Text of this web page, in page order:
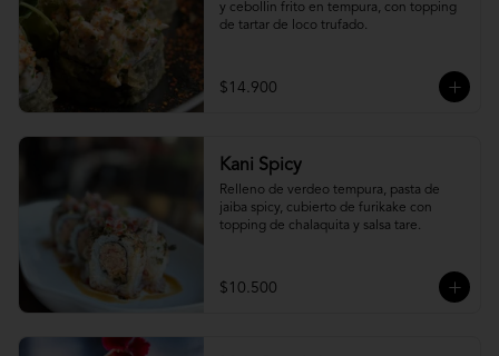
y cebollin frito en tempura, con topping
de tartar de loco trufado.
$14.900
Kani Spicy
Relleno de verdeo tempura, pasta de
jaiba spicy, cubierto de furikake con
topping de chalaquita y salsa tare.
$10.500